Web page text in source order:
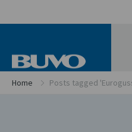
Home Posts tagged